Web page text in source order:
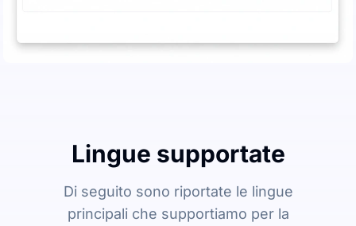
Lingue supportate
Di seguito sono riportate le lingue
principali che supportiamo per la